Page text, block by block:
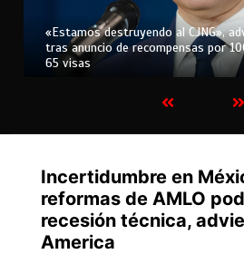
«Estamos destruyendo al CJNG»,
tras anuncio de recompensas por
65 visas
Incertidumbre en
reformas de AMLO
recesión técnica,
America